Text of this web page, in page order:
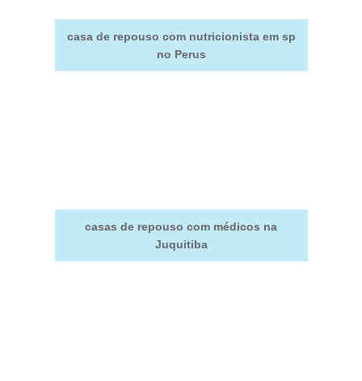
casa de repouso com nutricionista em sp
no Perus
casas de repouso com médicos na
Juquitiba